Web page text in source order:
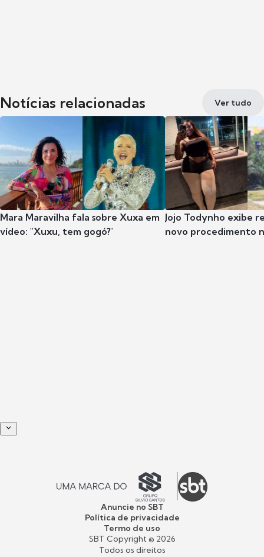
Notícias relacionadas Ver tudo
Mara Maravilha fala sobre Xuxa em
vídeo: "Xuxu, tem gogó?"
Jojo Todynho exibe
novo procedimento
Anuncie no SBT
Política de privacidade
Termo de uso
SBT Copyright © 2026
Todos os direitos